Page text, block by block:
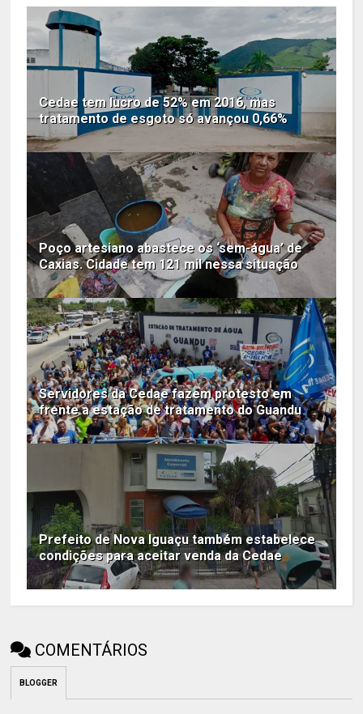
Cedae tem lucro de 52% em 2016, mas
tratamento de esgoto só avançou 0,66%
Poço artesiano abastece os ‘sem-água’ de
Caxias. Cidade tem 121 mil nessa situação
Servidores da Cedae fazem protesto em
frente a estação de tratamento do Guandu
Prefeito de Nova Iguaçu também estabelece
condições para aceitar venda da Cedae
COMENTÁRIOS
BLOGGER